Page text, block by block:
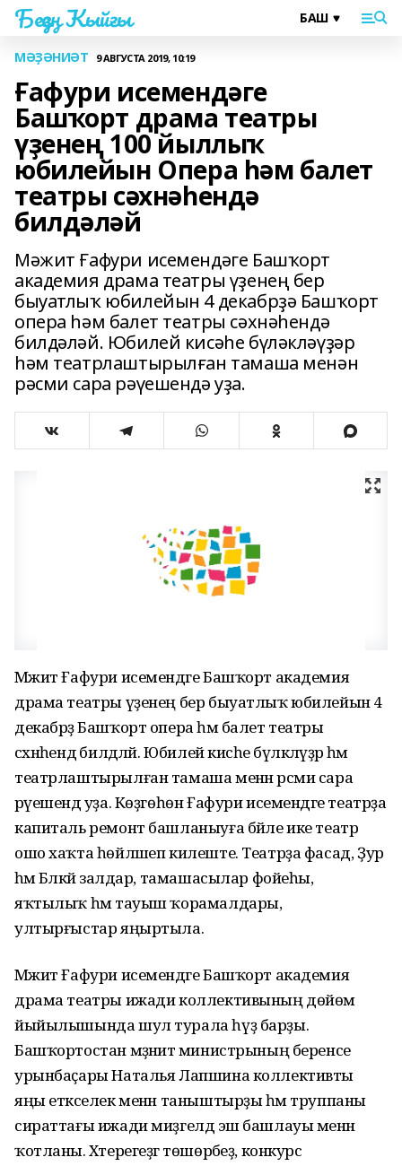
Беҙҙең Ҡыйғы
МӘҘӘНИӘТ 9 АВГУСТА 2019, 10:19
Ғафури исемендәге
Башҡорт драма театры
үҙенең 100 йыллыҡ
юбилейын Опера һәм балет
театры сәхнәһендә
билдәләй
Мәжит Ғафури исемендәге Башҡорт
академия драма театры үҙенең бер
быуатлыҡ юбилейын 4 декабрҙә Башҡорт
опера һәм балет театры сәхнәһендә
билдәләй. Юбилей кисәһе бүләкләүҙәр
һәм театрлаштырылған тамаша менән
рәсми сара рәүешендә уҙа.
Мәжит Ғафури исемендәге Башҡорт академия
драма театры үҙенең бер быуатлыҡ юбилейын 4
декабрҙә Башҡорт опера һәм балет театры
сәхнәһендә билдәләй. Юбилей кисәһе бүләкләүҙәр һәм
театрлаштырылған тамаша менән рәсми сара
рәүешендә уҙа. Көҙгөһөн Ғафури исемендәге театрҙа
капиталь ремонт башланыуға бәйле ике театр
ошо хаҡта һөйләшеп килеште. Театрҙа фасад, Ҙур
һәм Бәләкәй залдар, тамашасылар фойеһы,
яҡтылыҡ һәм тауыш ҡорамалдары,
ултырғыстар яңыртыла.
Мәжит Ғафури исемендәге Башҡорт академия
драма театры ижади коллективының дөйөм
йыйылышында шул турала һүҙ барҙы.
Башҡортостан мәҙәниәт министрының беренсе
урынбаҫары Наталья Лапшина коллективты
яңы етәкселек менән таныштырҙы һәм труппаны
сираттағы ижади миҙгелдә эш башлауы менән
ҡотланы. Хәтерегеҙгә төшөрәбеҙ, конкурс